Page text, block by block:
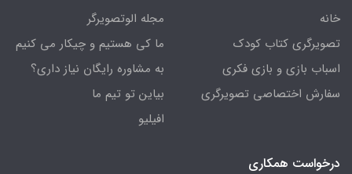
خانه
تصویرگری کتاب کودک
اسباب بازی و بازی فکری
سفارش اختصاصی تصویرگری
مجله الوتصویرگر
ما کی هستیم و چیکار می کنیم
به مشاوره رایگان نیاز داری؟
بیاین تو تیم ما
افیلیو
درخواست همکاری